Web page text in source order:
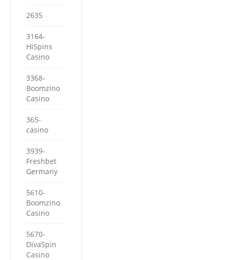
2635
3164-
HiSpins
Casino
3368-
Boomzino
Casino
365-
casino
3939-
Freshbet
Germany
5610-
Boomzino
Casino
5670-
DivaSpin
Casino